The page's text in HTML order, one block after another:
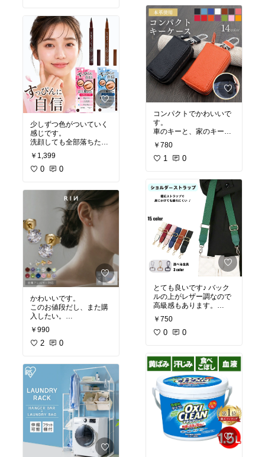
少しずつ色がついていく
感じです。
洗顔しても全部落ちたぁ
ってことはなく、少しア
イブロウで描けば気にな
らないくらいです。
￥1,399
0 0
かわいいです。
このお値段だし、また購
入したい。
金属アレルギーだけれ
ど、今のところ痒くない♪
￥990
2 0
コンパクトでかわいいで
す。
車のキーと、家のキーで
いっぱいいっぱいです。
￥780
1 0
とても良いです♪ バック
ルの上がレザー調なので
高級感もあります。
どんなバッグにもマッチ
します。
どうしても女性のバッグ
への負担も少なくなりま
した❗️
#買ってよかった
#高見え
#ファッション雑貨
￥750
0 0